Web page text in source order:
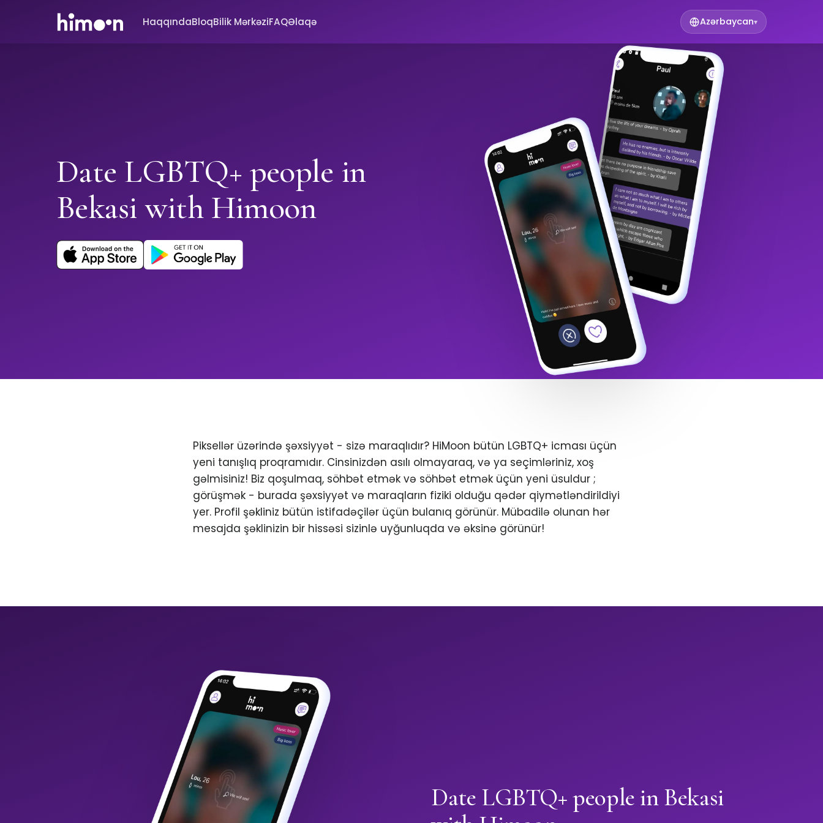
HaqqındaBloqBilik MərkəziFAQƏlaqə Azərbaycan▾
Date LGBTQ+ people in
Bekasi with Himoon
Piksellər üzərində şəxsiyyət - sizə maraqlıdır? HiMoon bütün LGBTQ+ icması üçün
yeni tanışlıq proqramıdır. Cinsinizdən asılı olmayaraq, və ya seçimləriniz, xoş
gəlmisiniz! Biz qoşulmaq, söhbət etmək və söhbət etmək üçün yeni üsuldur ;
görüşmək - burada şəxsiyyət və maraqların fiziki olduğu qədər qiymətləndirildiyi
yer. Profil şəkliniz bütün istifadəçilər üçün bulanıq görünür. Mübadilə olunan hər
mesajda şəklinizin bir hissəsi sizinlə uyğunluqda və əksinə görünür!
Date LGBTQ+ people in Bekasi